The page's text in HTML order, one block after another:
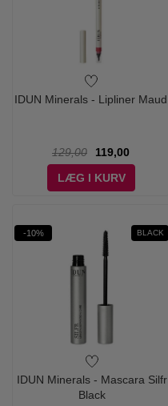
IDUN Minerals - Lipliner Maud
129,00
119,00
LÆG I KURV
-10% BLACK
IDUN Minerals - Mascara Silfr
Black